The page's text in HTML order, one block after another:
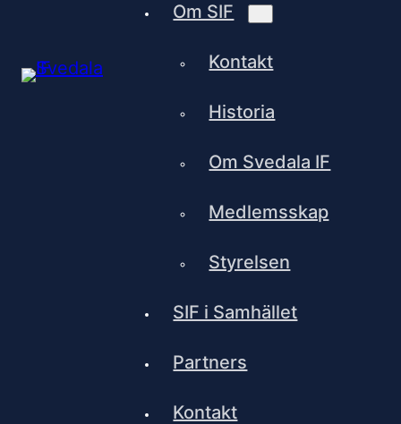
Om SIF
Kontakt
Historia
Om Svedala IF
Medlemsskap
Styrelsen
SIF i Samhället
Partners
Kontakt